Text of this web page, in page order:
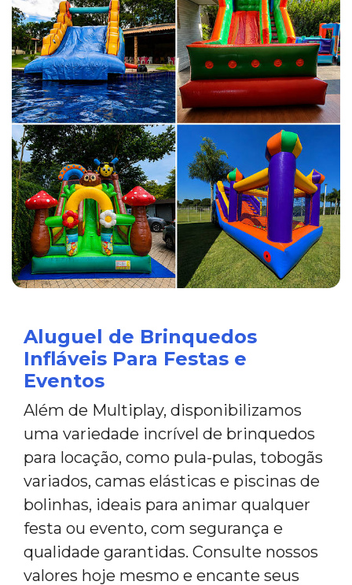
Aluguel de Brinquedos
Infláveis Para Festas e
Eventos
Além de Multiplay, disponibilizamos
uma variedade incrível de brinquedos
para locação, como pula-pulas, tobogãs
variados, camas elásticas e piscinas de
bolinhas, ideais para animar qualquer
festa ou evento, com segurança e
qualidade garantidas. Consulte nossos
valores hoje mesmo e encante seus